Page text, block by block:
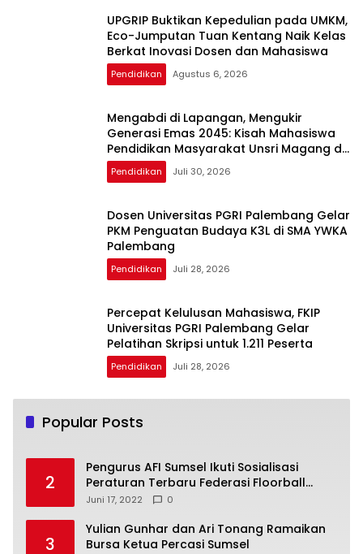
UPGRIP Buktikan Kepedulian pada UMKM,
Eco-Jumputan Tuan Kentang Naik Kelas
Berkat Inovasi Dosen dan Mahasiswa
Pendidikan Agustus 6, 2026
Mengabdi di Lapangan, Mengukir
Generasi Emas 2045: Kisah Mahasiswa
Pendidikan Masyarakat Unsri Magang di
PLN UP3 Ogan Ilir
Pendidikan Juli 30, 2026
Dosen Universitas PGRI Palembang Gelar
PKM Penguatan Budaya K3L di SMA YWKA
Palembang
Pendidikan Juli 28, 2026
Percepat Kelulusan Mahasiswa, FKIP
Universitas PGRI Palembang Gelar
Pelatihan Skripsi untuk 1.211 Peserta
Pendidikan Juli 28, 2026
Popular Posts
2
Pengurus AFI Sumsel Ikuti Sosialisasi
Peraturan Terbaru Federasi Floorball
Internasional
Juni 17, 2022 0
3
Yulian Gunhar dan Ari Tonang Ramaikan
Bursa Ketua Percasi Sumsel